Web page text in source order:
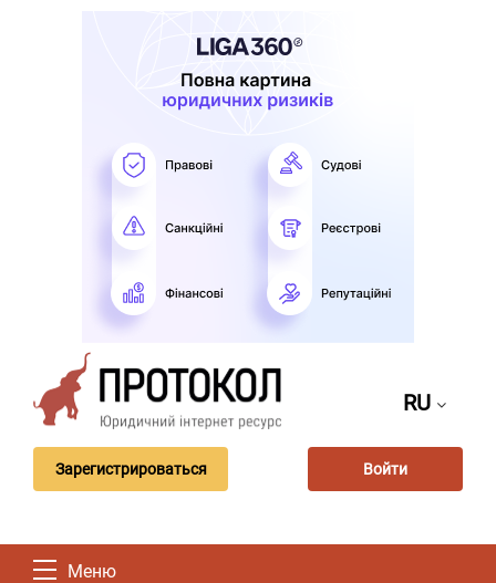
RU
Зарегистрироваться Войти
Меню